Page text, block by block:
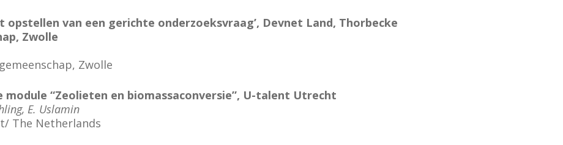
opstellen van een gerichte onderzoeksvraag’, Devnet Land, Thorbecke
Zwolle
Zwolle
module “Zeolieten en biomassaconversie”, U-talent Utrecht
E. Uslamin
The Netherlands